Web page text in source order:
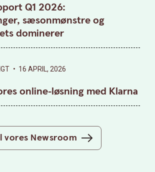
Q1 2026:
sæsonmønstre og
dominerer
• 16 APRIL, 2026
online-løsning med Klarna
vores Newsroom